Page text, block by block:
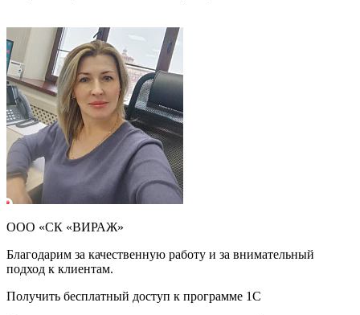
ООО «СК «ВИРАЖ»
Благодарим за качественную работу и за внимательный
подход к клиентам.
Получить бесплатный доступ к программе 1С